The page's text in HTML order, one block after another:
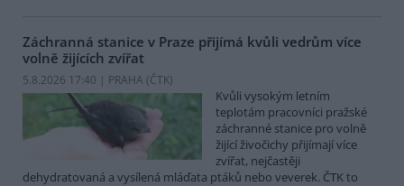
Záchranná stanice v Praze přijímá kvůli vedrům více
volně žijících zvířat
5.8.2026 17:40 | PRAHA (ČTK)
Kvůli vysokým letním
teplotám pracovníci pražské
záchranné stanice pro volně
žijící živočichy přijímají více
zvířat, nejčastěji
dehydratovaná a vysílená mláďata ptáků nebo veverek. ČTK to